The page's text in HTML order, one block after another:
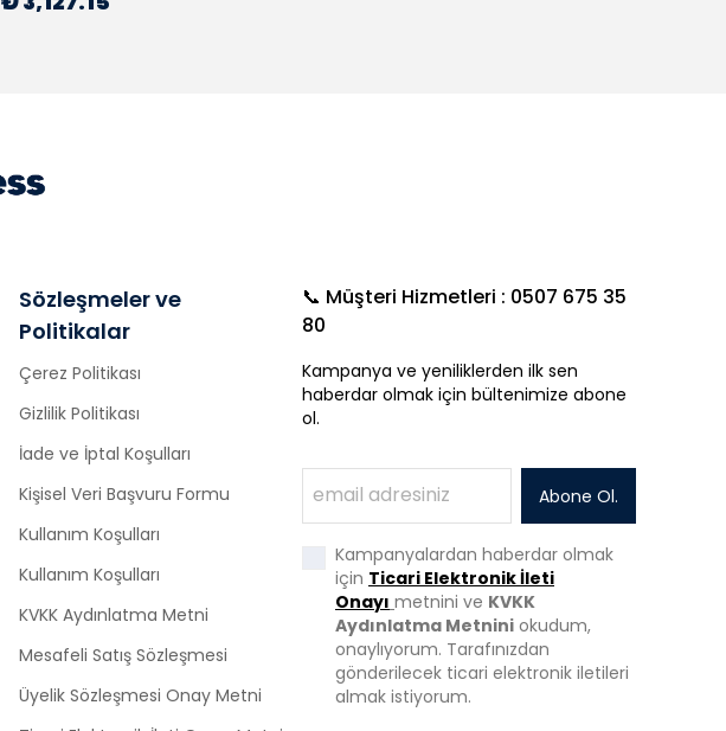
Sözleşmeler ve
Politikalar
Çerez Politikası
Gizlilik Politikası
İade ve İptal Koşulları
Kişisel Veri Başvuru Formu
Kullanım Koşulları
Kullanım Koşulları
KVKK Aydınlatma Metni
Mesafeli Satış Sözleşmesi
Üyelik Sözleşmesi Onay Metni
📞 Müşteri Hizmetleri : 0507 675 35
80
Kampanya ve yeniliklerden ilk sen
haberdar olmak için bültenimize abone
ol.
Abone Ol.
Kampanyalardan haberdar olmak
için Ticari Elektronik İleti
Onayı metnini ve KVKK
Aydınlatma Metnini okudum,
onaylıyorum. Tarafınızdan
gönderilecek ticari elektronik iletileri
almak istiyorum.